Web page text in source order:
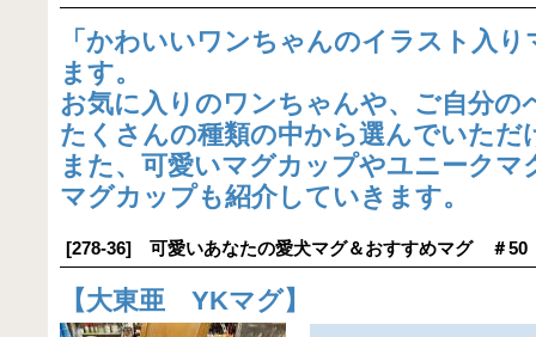
「かわいいワンちゃんのイラスト入り
ます。
お気に入りのワンちゃんや、ご自分の
たくさんの種類の中から選んでいただ
また、 可愛いマグカップやユニークマ
マグカップも紹介していきます。
[278-36] 可愛いあなたの愛犬マグ＆おすすめマグ ＃50
【大東亜 YKマグ】